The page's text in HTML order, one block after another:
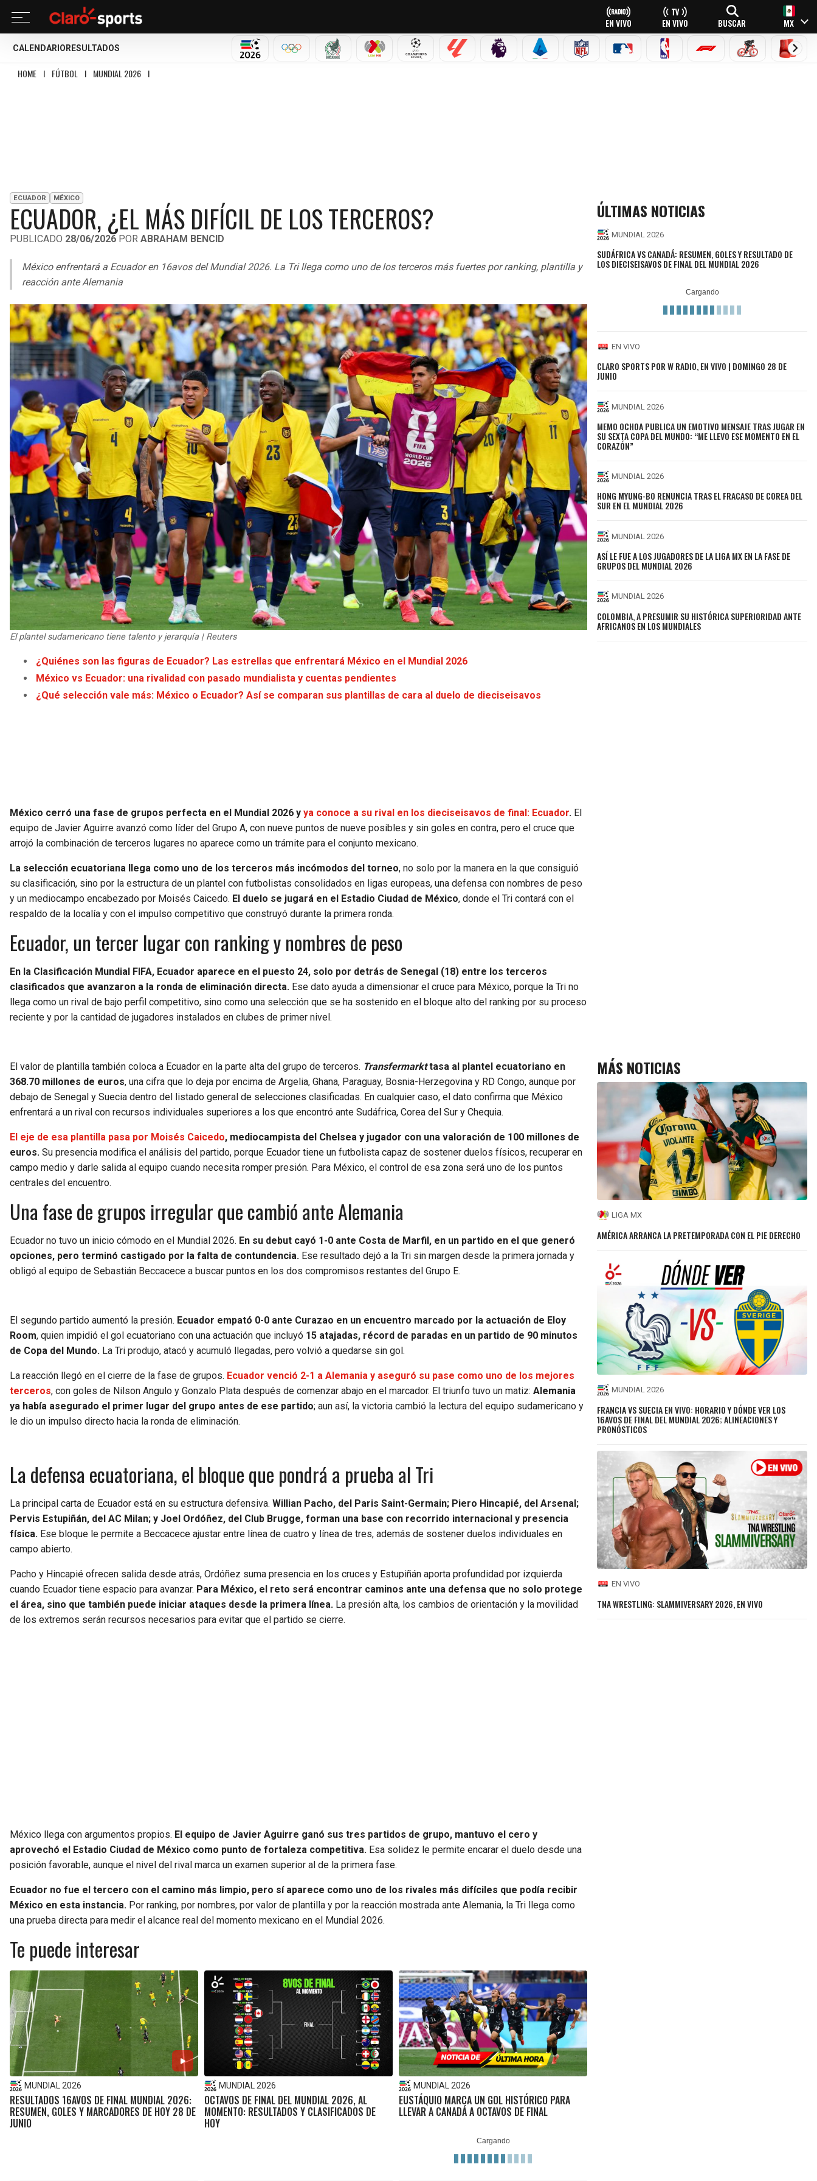
EN VIVO EN VIVO BUSCAR MX
CALENDARIO RESULTADOS
MUNDIAL 2026OLÍMPICOSSELECCIÓN MEXICANA
LIGA MX CHAMPIONS LEAGUE
LALIGA PREMIER LEAGUE
SERIE A NFL MLB NBA FÓRMULA 1CICLISMOBOXEO
HOME I FÚTBOL I MUNDIAL 2026 I
ECUADOR MÉXICO
ECUADOR, ¿EL MÁS DIFÍCIL DE LOS TERCEROS?
PUBLICADO 28/06/2026 POR ABRAHAM BENCID
México enfrentará a Ecuador en 16avos del Mundial 2026. La Tri llega como uno de los terceros más fuertes por ranking, plantilla y
reacción ante Alemania
El plantel sudamericano tiene talento y jerarquía | Reuters
¿Quiénes son las figuras de Ecuador? Las estrellas que enfrentará México en el Mundial 2026
México vs Ecuador: una rivalidad con pasado mundialista y cuentas pendientes
¿Qué selección vale más: México o Ecuador? Así se comparan sus plantillas de cara al duelo de dieciseisavos
México cerró una fase de grupos perfecta en el Mundial 2026 y ya conoce a su rival en los dieciseisavos de final: Ecuador. El
equipo de Javier Aguirre avanzó como líder del Grupo A, con nueve puntos de nueve posibles y sin goles en contra, pero el cruce que
arrojó la combinación de terceros lugares no aparece como un trámite para el conjunto mexicano.
La selección ecuatoriana llega como uno de los terceros más incómodos del torneo, no solo por la manera en la que consiguió
su clasificación, sino por la estructura de un plantel con futbolistas consolidados en ligas europeas, una defensa con nombres de peso
y un mediocampo encabezado por Moisés Caicedo. El duelo se jugará en el Estadio Ciudad de México, donde el Tri contará con el
respaldo de la localía y con el impulso competitivo que construyó durante la primera ronda.
Ecuador, un tercer lugar con ranking y nombres de peso
En la Clasificación Mundial FIFA, Ecuador aparece en el puesto 24, solo por detrás de Senegal (18) entre los terceros
clasificados que avanzaron a la ronda de eliminación directa. Ese dato ayuda a dimensionar el cruce para México, porque la Tri no
llega como un rival de bajo perfil competitivo, sino como una selección que se ha sostenido en el bloque alto del ranking por su proceso
reciente y por la cantidad de jugadores instalados en clubes de primer nivel.
El valor de plantilla también coloca a Ecuador en la parte alta del grupo de terceros. Transfermarkttasa al plantel ecuatoriano en
368.70 millones de euros, una cifra que lo deja por encima de Argelia, Ghana, Paraguay, Bosnia-Herzegovina y RD Congo, aunque por
debajo de Senegal y Suecia dentro del listado general de selecciones clasificadas. En cualquier caso, el dato confirma que México
enfrentará a un rival con recursos individuales superiores a los que encontró ante Sudáfrica, Corea del Sur y Chequia.
El eje de esa plantilla pasa por Moisés Caicedo, mediocampista del Chelsea y jugador con una valoración de 100 millones de
euros. Su presencia modifica el análisis del partido, porque Ecuador tiene un futbolista capaz de sostener duelos físicos, recuperar en
campo medio y darle salida al equipo cuando necesita romper presión. Para México, el control de esa zona será uno de los puntos
centrales del encuentro.
Una fase de grupos irregular que cambió ante Alemania
Ecuador no tuvo un inicio cómodo en el Mundial 2026. En su debut cayó 1-0 ante Costa de Marfil, en un partido en el que generó
opciones, pero terminó castigado por la falta de contundencia. Ese resultado dejó a la Tri sin margen desde la primera jornada y
obligó al equipo de Sebastián Beccacece a buscar puntos en los dos compromisos restantes del Grupo E.
El segundo partido aumentó la presión. Ecuador empató 0-0 ante Curazao en un encuentro marcado por la actuación de Eloy
Room, quien impidió el gol ecuatoriano con una actuación que incluyó 15 atajadas, récord de paradas en un partido de 90 minutos
de Copa del Mundo. La Tri produjo, atacó y acumuló llegadas, pero volvió a quedarse sin gol.
La reacción llegó en el cierre de la fase de grupos. Ecuador venció 2-1 a Alemania y aseguró su pase como uno de los mejores
terceros, con goles de Nilson Angulo y Gonzalo Plata después de comenzar abajo en el marcador. El triunfo tuvo un matiz: Alemania
ya había asegurado el primer lugar del grupo antes de ese partido; aun así, la victoria cambió la lectura del equipo sudamericano y
le dio un impulso directo hacia la ronda de eliminación.
La defensa ecuatoriana, el bloque que pondrá a prueba al Tri
La principal carta de Ecuador está en su estructura defensiva. Willian Pacho, del Paris Saint-Germain; Piero Hincapié, del Arsenal;
Pervis Estupiñán, del AC Milan; y Joel Ordóñez, del Club Brugge, forman una base con recorrido internacional y presencia
física. Ese bloque le permite a Beccacece ajustar entre línea de cuatro y línea de tres, además de sostener duelos individuales en
campo abierto.
Pacho y Hincapié ofrecen salida desde atrás, Ordóñez suma presencia en los cruces y Estupiñán aporta profundidad por izquierda
cuando Ecuador tiene espacio para avanzar. Para México, el reto será encontrar caminos ante una defensa que no solo protege
el área, sino que también puede iniciar ataques desde la primera línea. La presión alta, los cambios de orientación y la movilidad
de los extremos serán recursos necesarios para evitar que el partido se cierre.
México llega con argumentos propios. El equipo de Javier Aguirre ganó sus tres partidos de grupo, mantuvo el cero y
aprovechó el Estadio Ciudad de México como punto de fortaleza competitiva. Esa solidez le permite encarar el duelo desde una
posición favorable, aunque el nivel del rival marca un examen superior al de la primera fase.
Ecuador no fue el tercero con el camino más limpio, pero sí aparece como uno de los rivales más difíciles que podía recibir
México en esta instancia. Por ranking, por nombres, por valor de plantilla y por la reacción mostrada ante Alemania, la Tri llega como
una prueba directa para medir el alcance real del momento mexicano en el Mundial 2026.
Te puede interesar
MUNDIAL 2026
RESULTADOS 16AVOS DE FINAL MUNDIAL 2026:
RESUMEN, GOLES Y MARCADORES DE HOY 28 DE
JUNIO
MUNDIAL 2026
OCTAVOS DE FINAL DEL MUNDIAL 2026, AL
MOMENTO: RESULTADOS Y CLASIFICADOS DE
HOY
MUNDIAL 2026
EUSTÁQUIO MARCA UN GOL HISTÓRICO PARA
LLEVAR A CANADÁ A OCTAVOS DE FINAL
ÚLTIMAS NOTICIAS
MUNDIAL 2026
SUDÁFRICA VS CANADÁ: RESUMEN, GOLES Y RESULTADO DE
LOS DIECISEISAVOS DE FINAL DEL MUNDIAL 2026
EN VIVO
CLARO SPORTS POR W RADIO, EN VIVO | DOMINGO 28 DE
JUNIO
MUNDIAL 2026
MEMO OCHOA PUBLICA UN EMOTIVO MENSAJE TRAS JUGAR EN
SU SEXTA COPA DEL MUNDO: “ME LLEVO ESE MOMENTO EN EL
CORAZÓN”
MUNDIAL 2026
HONG MYUNG-BO RENUNCIA TRAS EL FRACASO DE COREA DEL
SUR EN EL MUNDIAL 2026
MUNDIAL 2026
ASÍ LE FUE A LOS JUGADORES DE LA LIGA MX EN LA FASE DE
GRUPOS DEL MUNDIAL 2026
MUNDIAL 2026
COLOMBIA, A PRESUMIR SU HISTÓRICA SUPERIORIDAD ANTE
AFRICANOS EN LOS MUNDIALES
MÁS NOTICIAS
LIGA MX
AMÉRICA ARRANCA LA PRETEMPORADA CON EL PIE DERECHO
MUNDIAL 2026
FRANCIA VS SUECIA EN VIVO: HORARIO Y DÓNDE VER LOS
16AVOS DE FINAL DEL MUNDIAL 2026; ALINEACIONES Y
PRONÓSTICOS
EN VIVO
TNA WRESTLING: SLAMMIVERSARY 2026, EN VIVO